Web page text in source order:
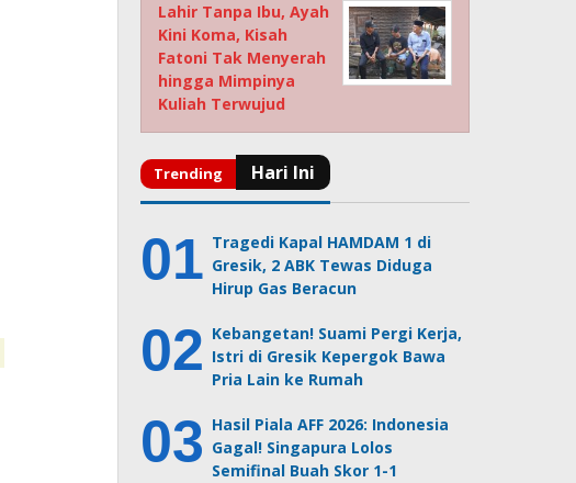
Lahir Tanpa Ibu, Ayah
Kini Koma, Kisah
Fatoni Tak Menyerah
hingga Mimpinya
Kuliah Terwujud
Tragedi Kapal HAMDAM 1 di
Gresik, 2 ABK Tewas Diduga
Hirup Gas Beracun
Kebangetan! Suami Pergi Kerja,
Istri di Gresik Kepergok Bawa
Pria Lain ke Rumah
Hasil Piala AFF 2026: Indonesia
Gagal! Singapura Lolos
Semifinal Buah Skor 1-1